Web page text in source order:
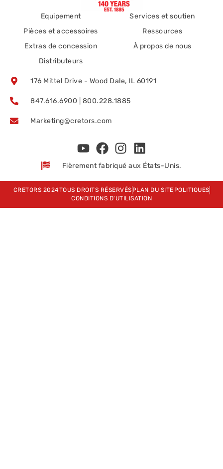
Equipement
Pièces et accessoires
Extras de concession
Distributeurs
Services et soutien
Ressources
À propos de nous
176 Mittel Drive - Wood Dale, IL 60191
847.616.6900 | 800.228.1885
Marketing@cretors.com
Fièrement fabriqué aux États-Unis.
CRETORS 2024TOUS DROITS RÉSERVÉS PLAN DU SITE POLITIQUES
CONDITIONS D'UTILISATION